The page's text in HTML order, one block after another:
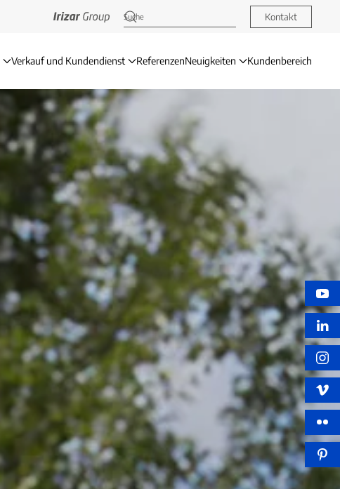
Kontakt
Verkauf und Kundendienst ReferenzenNeuigkeiten Kundenbereich